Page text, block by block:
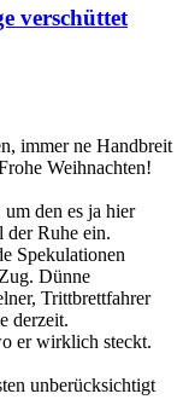
verschüttet
immer ne Handbreit
Weihnachten!
den es ja hier
der Ruhe ein.
Spekulationen
Dünne
Trittbrettfahrer
derzeit.
er wirklich steckt.
unberücksichtigt